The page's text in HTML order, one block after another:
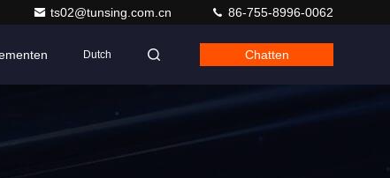
ts02@tunsing.com.cn 86-755-8996-0062
Dutch Chatten